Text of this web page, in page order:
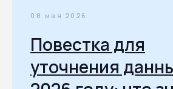
08 мая 2026
Повестка для
уточнения